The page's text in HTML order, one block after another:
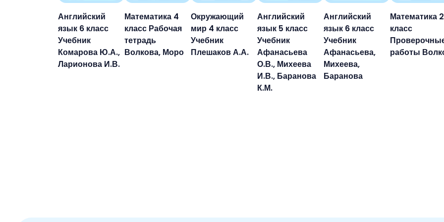
Английский
язык 6 класс
Учебник
Комарова Ю.А.,
Ларионова И.В.
Математика 4
класс Рабочая
тетрадь
Волкова, Моро
Окружающий
мир 4 класс
Учебник
Плешаков А.А.
Английский
язык 5 класс
Учебник
Афанасьева
О.В., Михеева
И.В., Баранова
К.М.
Английский
язык 6 класс
Учебник
Афанасьева,
Михеева,
Баранова
Математика 2
класс
работы